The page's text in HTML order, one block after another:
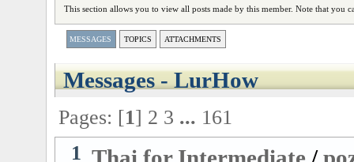
This section allows you to view all posts made by this member. Note that you
MESSAGES TOPICS ATTACHMENTS
Messages - LurHow
Pages: [1] 2 3 ... 161
1